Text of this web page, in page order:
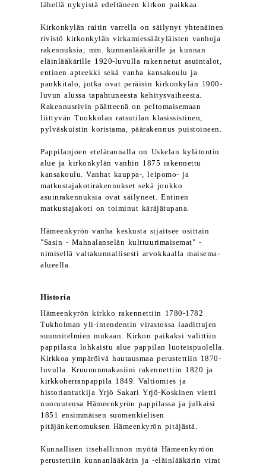
lähellä nykyistä edeltäneen kirkon paikkaa.
Kirkonkylän raitin varrella on säilynyt yhtenäinen
rivistö kirkonkylän virkamiessäätyläisten vanhoja
rakennuksia; mm. kunnanlääkärille ja kunnan
eläinlääkärille 1920-luvulla rakennetut asuintalot,
entinen apteekki sekä vanha kansakoulu ja
pankkitalo, jotka ovat peräisin kirkonkylän 1900-
luvun alussa tapahtuneesta kehitysvaiheesta.
Rakennusrivin päätteenä on peltomaisemaan
liittyvän Tuokkolan ratsutilan klasissistinen,
pylväskuistin koristama, päärakennus puistoineen.
Pappilanjoen etelärannalla on Uskelan kylätontin
alue ja kirkonkylän vanhin 1875 rakennettu
kansakoulu. Vanhat kauppa-, leipomo- ja
matkustajakotirakennukset sekä joukko
asuinrakennuksia ovat säilyneet. Entinen
matkustajakoti on toiminut käräjätupana.
Hämeenkyrön vanha keskusta sijaitsee osittain
"Sasin - Mahnalanselän kulttuurimaisemat" -
nimisellä valtakunnallisesti arvokkaalla maisema-
alueella.
Historia
Hämeenkyrön kirkko rakennettiin 1780-1782
Tukholman yli-intendentin virastossa laadittujen
suunnitelmien mukaan. Kirkon paikaksi valittiin
pappilasta lohkaistu alue pappilan luoteispuolella.
Kirkkoa ympäröivä hautausmaa perustettiin 1870-
luvulla. Kruununmakasiini rakennettiin 1820 ja
kirkkoherranpappila 1849. Valtiomies ja
historiantutkija Yrjö Sakari Yrjö-Koskinen vietti
nuoruutensa Hämeenkyrön pappilassa ja julkaisi
1851 ensimmäisen suomenkielisen
pitäjänkertomuksen Hämeenkyrön pitäjästä.
Kunnallisen itsehallinnon myötä Hämeenkyröön
perustettiin kunnanlääkärin ja -eläinlääkärin virat